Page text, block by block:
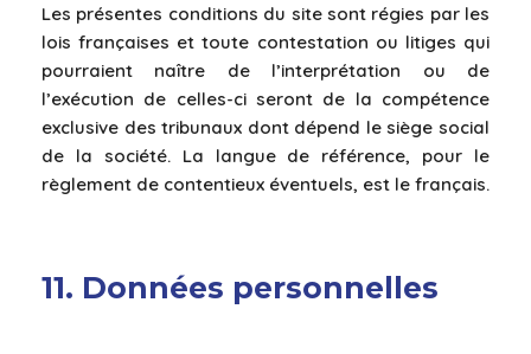
Les présentes conditions du site sont régies par les
lois françaises et toute contestation ou litiges qui
pourraient naître de l’interprétation ou de
l’exécution de celles-ci seront de la compétence
exclusive des tribunaux dont dépend le siège social
de la société. La langue de référence, pour le
règlement de contentieux éventuels, est le français.
11. Données personnelles